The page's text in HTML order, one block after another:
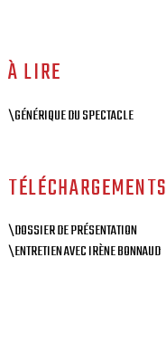
À LIRE
\GÉNÉRIQUE DU SPECTACLE
TÉLÉCHARGEMENTS
\DOSSIER DE PRÉSENTATION
\ENTRETIEN AVEC IRÈNE BONNAUD